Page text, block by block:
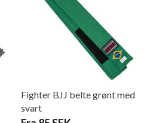
Fighter BJJ belte grønt med
svart